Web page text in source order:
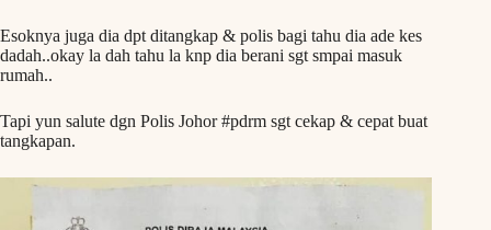
Esoknya juga dia dpt ditangkap & polis bagi tahu dia ade kes
dadah..okay la dah tahu la knp dia berani sgt smpai masuk
rumah..
Tapi yun salute dgn Polis Johor #pdrm sgt cekap & cepat buat
tangkapan.